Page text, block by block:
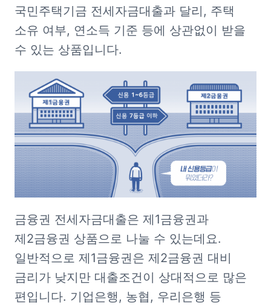
국민주택기금 전세자금대출과 달리, 주택
소유 여부, 연소득 기준 등에 상관없이 받을
수 있는 상품입니다.
금융권 전세자금대출은 제1금융권과
제2금융권 상품으로 나눌 수 있는데요.
일반적으로 제1금융권은 제2금융권 대비
금리가 낮지만 대출조건이 상대적으로 많은
편입니다. 기업은행, 농협, 우리은행 등